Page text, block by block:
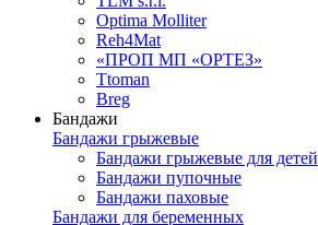
Optima Molliter
Reh4Mat
«ПРОП МП «ОРТЕЗ»
Ttoman
Breg
Бандажи
Бандажи грыжевые
Бандажи грыжевые для детей
Бандажи пупочные
Бандажи паховые
Бандажи для беременных